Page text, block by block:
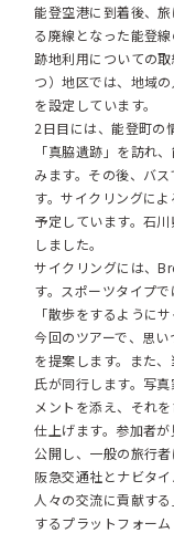
能登空港に到着後、
る廃線となった能登
跡地利用についての
つ）地区では、地域
を設定しています。
2日目には、能登町の
「真脇遺跡」を訪れ
みます。その後、バ
す。サイクリングに
予定しています。石
しました。
サイクリングには、
す。スポーツタイプ
「散歩をするように
今回のツアーで、思い
を提案します。また
氏が同行します。写
メントを添え、それ
仕上げます。参加者
公開し、一般の旅行
阪急交通社とナビタ
人々の交流に貢献す
するプラットフォー